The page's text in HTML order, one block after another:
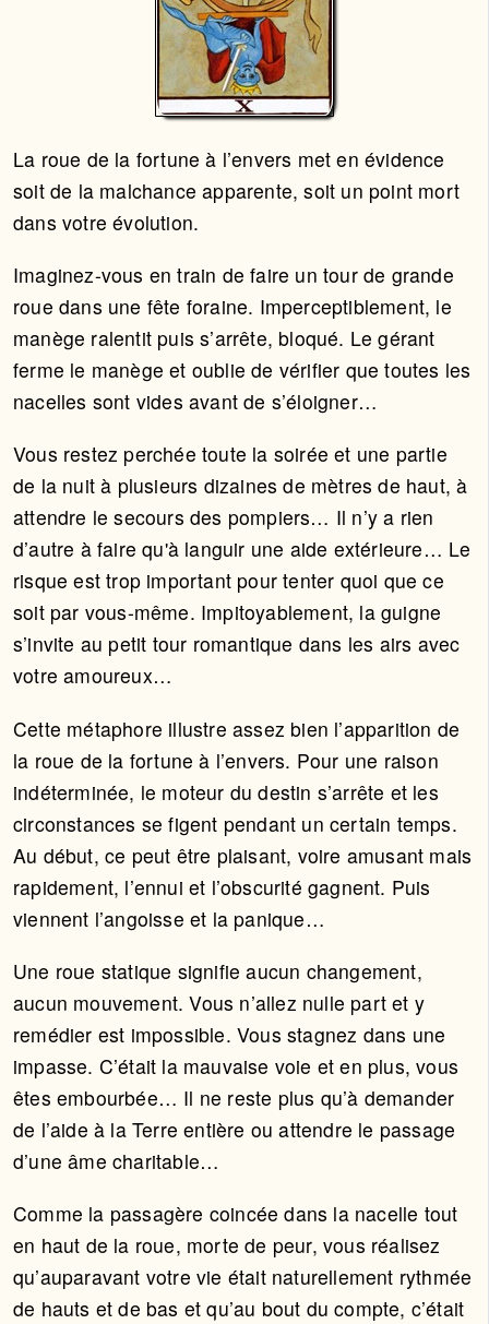
La roue de la fortune à l’envers met en évidence
soit de la malchance apparente, soit un point mort
dans votre évolution.
Imaginez-vous en train de faire un tour de grande
roue dans une fête foraine. Imperceptiblement, le
manège ralentit puis s’arrête, bloqué. Le gérant
ferme le manège et oublie de vérifier que toutes les
nacelles sont vides avant de s’éloigner…
Vous restez perchée toute la soirée et une partie
de la nuit à plusieurs dizaines de mètres de haut, à
attendre le secours des pompiers… Il n’y a rien
d’autre à faire qu'à languir une aide extérieure… Le
risque est trop important pour tenter quoi que ce
soit par vous-même. Impitoyablement, la guigne
s’invite au petit tour romantique dans les airs avec
votre amoureux…
Cette métaphore illustre assez bien l’apparition de
la roue de la fortune à l’envers. Pour une raison
indéterminée, le moteur du destin s’arrête et les
circonstances se figent pendant un certain temps.
Au début, ce peut être plaisant, voire amusant mais
rapidement, l’ennui et l’obscurité gagnent. Puis
viennent l’angoisse et la panique…
Une roue statique signifie aucun changement,
aucun mouvement. Vous n’allez nulle part et y
remédier est impossible. Vous stagnez dans une
impasse. C’était la mauvaise voie et en plus, vous
êtes embourbée… Il ne reste plus qu’à demander
de l’aide à la Terre entière ou attendre le passage
d’une âme charitable…
Comme la passagère coincée dans la nacelle tout
en haut de la roue, morte de peur, vous réalisez
qu’auparavant votre vie était naturellement rythmée
de hauts et de bas et qu’au bout du compte, c’était